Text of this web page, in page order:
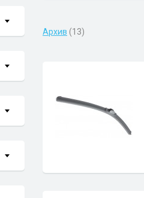
Архив (13)